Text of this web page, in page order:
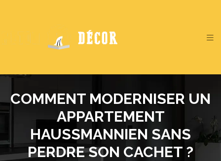
COMMENT MODERNISER UN
APPARTEMENT
HAUSSMANNIEN SANS
PERDRE SON CACHET ?